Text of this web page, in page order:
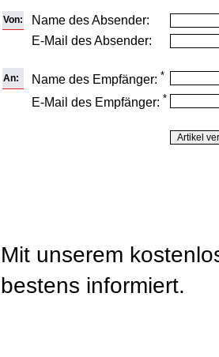
Von:
Name des Absender:
E-Mail des Absender:
An: Name des Empfänger: *
E-Mail des Empfänger: *
Mit unserem
bestens informiert.